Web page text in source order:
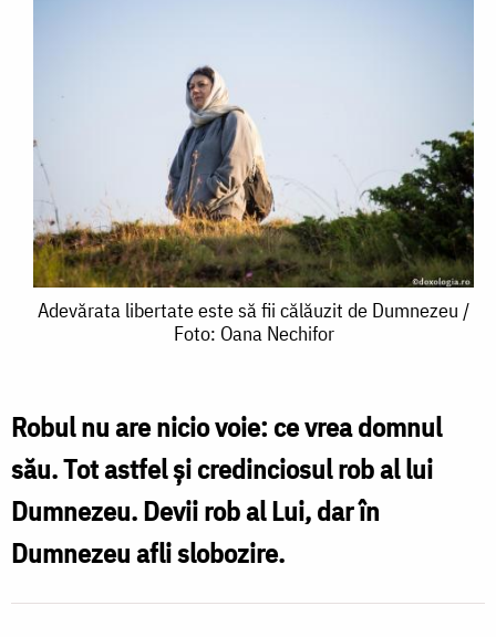
Adevărata
să
fii
călăuzit
Adevărata libertate este să fii călăuzit de Dumnezeu /
Foto: Oana Nechifor
Robul nu are nicio voie: ce vrea domnul
său. Tot astfel și credinciosul rob al lui
Dumnezeu. Devii rob al Lui, dar în
Dumnezeu afli slobozire.